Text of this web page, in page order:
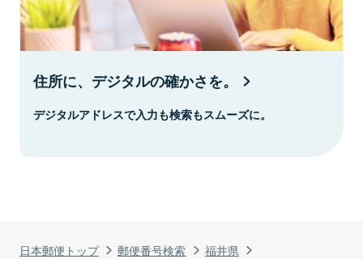
日本郵便トップ 郵便番号検索
福井県
住所に、デジタルの確かさを。
デジタルアドレスで入力も検索もスムーズに。